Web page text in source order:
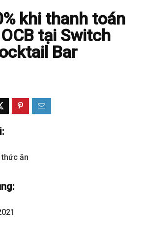
khi thanh toán
tại Switch
Bar
thức ăn